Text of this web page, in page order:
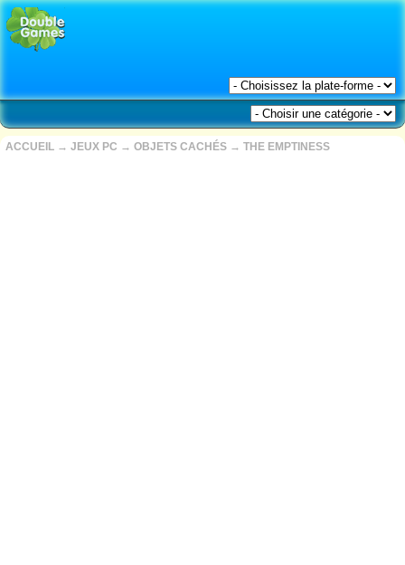
ACCUEIL → JEUX PC → OBJETS CACHÉS → THE EMPTINESS